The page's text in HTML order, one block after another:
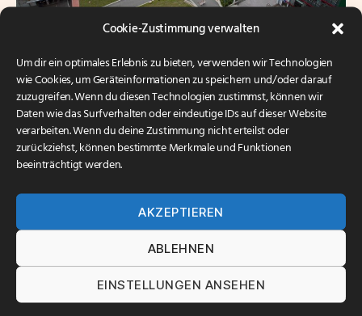
Cookie-Zustimmung verwalten
Um dir ein optimales Erlebnis zu bieten, verwenden wir Technologien
wie Cookies, um Geräteinformationen zu speichern und/oder darauf
zuzugreifen. Wenn du diesen Technologien zustimmst, können wir
Daten wie das Surfverhalten oder eindeutige IDs auf dieser Website
verarbeiten. Wenn du deine Zustimmung nicht erteilst oder
zurückziehst, können bestimmte Merkmale und Funktionen
beeinträchtigt werden.
AKZEPTIEREN
ABLEHNEN
EINSTELLUNGEN ANSEHEN
Kategorien
Digitales Upgrade für
Seniorenheim „Haus
Abendsonne“
Veröffentlichungsdatum
20. Oktober 2025
Wie das Haus Abendsonne mit seiner bestehenden
Verkabelung digital neu durchstartet